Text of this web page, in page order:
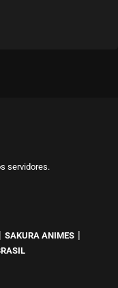
servidores.
SAKURA ANIMES